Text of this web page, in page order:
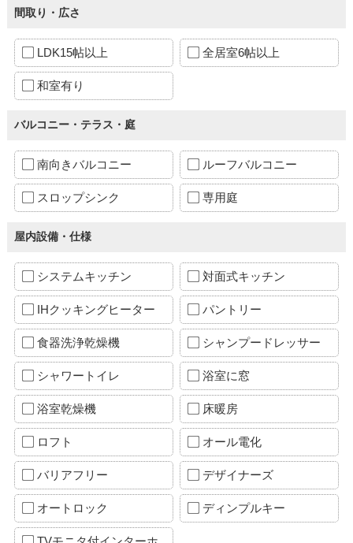
間取り・広さ
LDK15帖以上 全居室6帖以上
和室有り
バルコニー・テラス・庭
南向きバルコニー ルーフバルコニー
スロップシンク 専用庭
屋内設備・仕様
システムキッチン 対面式キッチン
IHクッキングヒーター パントリー
食器洗浄乾燥機 シャンプードレッサー
シャワートイレ 浴室に窓
浴室乾燥機 床暖房
ロフト オール電化
バリアフリー デザイナーズ
オートロック ディンプルキー